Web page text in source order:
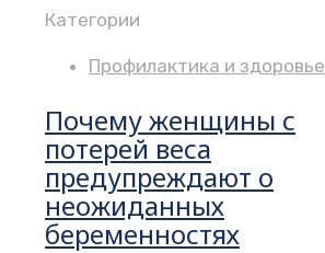
Категории
Профилактика и здоровье
Почему женщины с
потерей веса
предупреждают о
неожиданных
беременностях